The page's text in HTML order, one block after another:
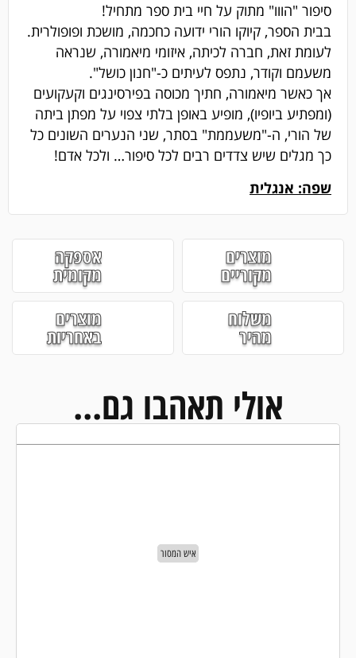
סיפור "הווו" מתוק על חיי בית ספר מתחיל!
בבית הספר, קיוקו הורי ידועה כחכמה, מושכת ופופולרית.
לעומת זאת, חברה לכיתה, איזומי מיאמורה, שנראה
משעמם וקודר, נתפס לעיתים כ-"חנון כושל".
אך כאשר מיאמורה, חתיך מכוסה בפירסינגים וקעקועים
(ומפתיע ביופיו), מופיע באופן בלתי צפוי על מפתן ביתה
של הורי, ה-"משעממת" בסתר, שני הנערים השונים כל
כך מגלים שיש צדדים רבים לכל סיפור… ולכל אדם!
שפה: אנגלית
מוצרים
מקוריים
אספקה
מקומית
משלוח
מהיר
מוצרים
באחריות
אולי תאהבו גם...
איש המסור